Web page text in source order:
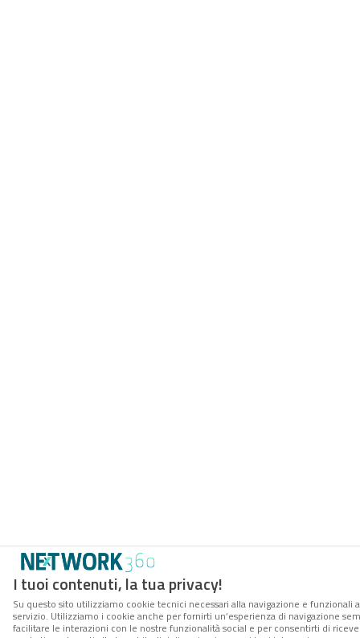
I tuoi contenuti, la tua privacy!
Su questo sito utilizziamo cookie tecnici necessari alla navigazione e funzionali
servizio. Utilizziamo i cookie anche per fornirti un’esperienza di navigazione
facilitare le interazioni con le nostre funzionalità social e per consentirti di